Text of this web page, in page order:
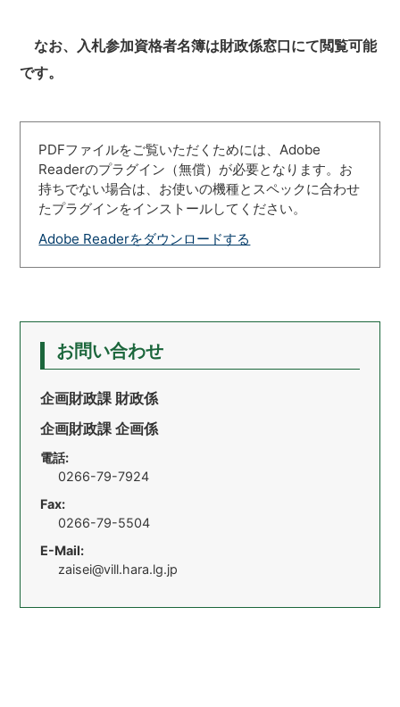
なお、入札参加資格者名簿は財政係窓口にて閲覧可能
です。
PDFファイルをご覧いただくためには、Adobe
Readerのプラグイン（無償）が必要となります。お
持ちでない場合は、お使いの機種とスペックに合わせ
たプラグインをインストールしてください。
Adobe Readerをダウンロードする
お問い合わせ
企画財政課 財政係
企画財政課 企画係
電話:
0266-79-7924
Fax:
0266-79-5504
E-Mail:
zaisei@vill.hara.lg.jp